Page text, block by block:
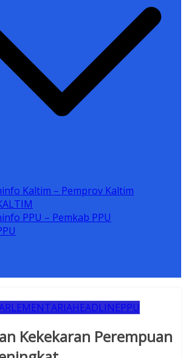
Kaltim – Pemprov Kaltim
PPU – Pemkab PPU
HEADLINEPPU
Kekekaran Perempuan